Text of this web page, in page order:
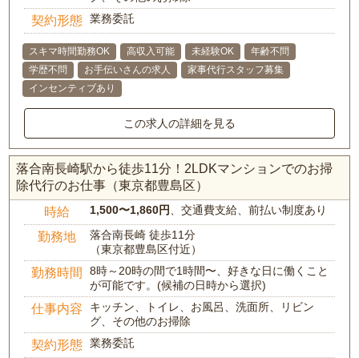
契約形態 業務委託
スキマ時間勤務OK 高収入可能 未経験OK
年齢不問
学歴不問
お手伝いさんの求人
家事代行スタッフ募集
インセンティブあり
この求人の詳細を見る
落合南長崎駅から徒歩11分！2LDKマンションでのお掃
除代行のお仕事（東京都豊島区）
時給 1,500〜1,860円 、交通費支給、前払い制度あり
勤務地
落合南長崎 徒歩11分
（東京都豊島区付近）
勤務時間
8時～20時の間で1時間〜、好きな日に働くこと
が可能です。(候補の日時から選択)
仕事内容
キッチン、トイレ、お風呂、洗面所、リビン
グ、その他のお掃除
契約形態 業務委託